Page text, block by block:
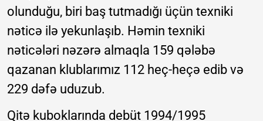
olunduğu, biri baş tutmadığı üçün texniki
nəticə ilə yekunlaşıb. Həmin texniki
nəticələri nəzərə almaqla 159 qələbə
qazanan klublarımız 112 heç-heçə edib və
229 dəfə uduzub.
Qitə kuboklarında debüt 1994/1995